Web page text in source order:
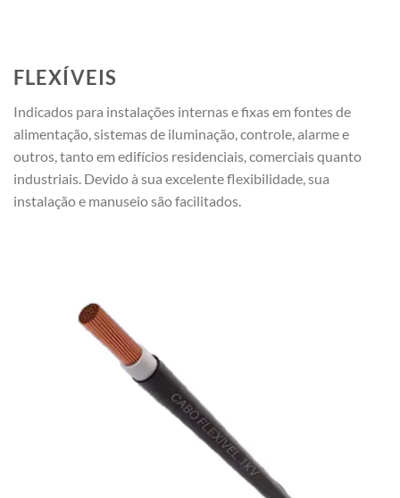
FLEXÍVEIS
Indicados para instalações internas e fixas em fontes de
alimentação, sistemas de iluminação, controle, alarme e
outros, tanto em edifícios residenciais, comerciais quanto
industriais. Devido à sua excelente flexibilidade, sua
instalação e manuseio são facilitados.